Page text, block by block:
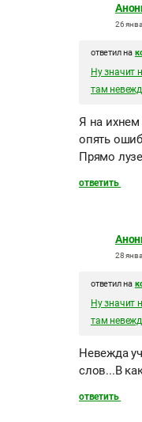
26
ответил на
Ну значит
там
Я на
опять
Прямо
ответить
28
ответил на
Ну значит
там
Невежда
слов...В
ответить